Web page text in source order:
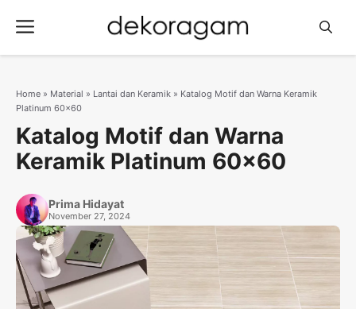
Menu
Home » Material » Lantai dan Keramik » Katalog Motif dan Warna Keramik
Platinum 60×60
Katalog Motif dan Warna
Keramik Platinum 60×60
Prima Hidayat
November 27, 2024